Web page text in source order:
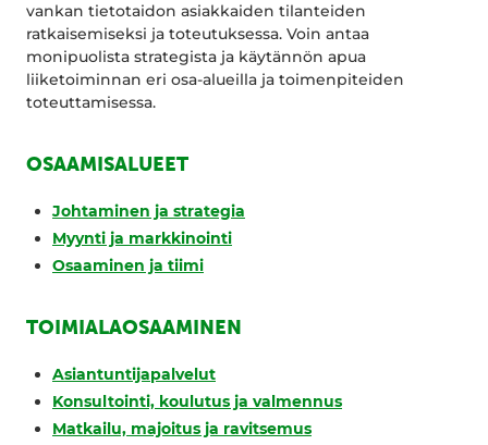
vankan tietotaidon asiakkaiden tilanteiden
ratkaisemiseksi ja toteutuksessa. Voin antaa
monipuolista strategista ja käytännön apua
liiketoiminnan eri osa-alueilla ja toimenpiteiden
toteuttamisessa.
OSAAMISALUEET
Johtaminen ja strategia
Myynti ja markkinointi
Osaaminen ja tiimi
TOIMIALAOSAAMINEN
Asiantuntijapalvelut
Konsultointi, koulutus ja valmennus
Matkailu, majoitus ja ravitsemus